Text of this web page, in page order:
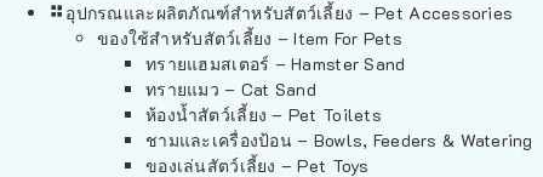
อุปกรณและผลิตภัณฑ์สำหรับสัตว์เลี้ยง – Pet Accessories
ของใช้สำหรับสัตว์เลี้ยง – Item For Pets
ทรายแฮมสเตอร์ – Hamster Sand
ทรายแมว – Cat Sand
ห้องน้ำสัตว์เลี้ยง – Pet Toilets
ชามและเครื่องป้อน – Bowls, Feeders & Watering
ของเล่นสัตว์เลี้ยง – Pet Toys